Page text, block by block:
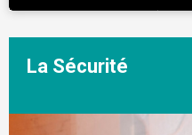
La Sécurité